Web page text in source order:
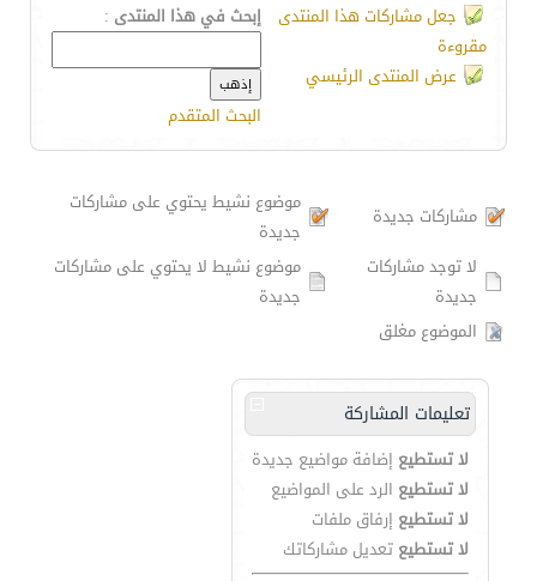
جعل مشاركات هذا المنتدى
مقروءة
عرض المنتدى الرئيسي
إبحث في هذا المنتدى :
البحث المتقدم
مشاركات جديدة
موضوع نشيط يحتوي على مشاركات
جديدة
لا توجد مشاركات
جديدة
موضوع نشيط لا يحتوي على مشاركات
جديدة
الموضوع مغلق
تعليمات المشاركة
لا تستطيع إضافة مواضيع جديدة
لا تستطيع الرد على المواضيع
لا تستطيع إرفاق ملفات
لا تستطيع تعديل مشاركاتك